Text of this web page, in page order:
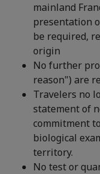
mainland
presentation
be required,
origin
No further
reason") are
Travelers no
statement of
commitment
biological
territory.
No test or